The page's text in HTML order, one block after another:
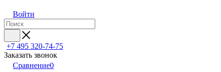
Войти
+7 495 320-74-75
Заказать звонок
Сравнение0